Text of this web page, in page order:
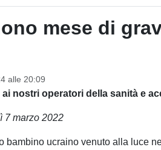
mese di
alle 20:09
nostri operatori della sanità e
7 marzo 2022
bambino ucraino venuto alla luce